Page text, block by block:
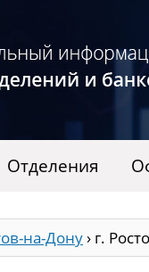
Отделения
на-Дону› г.